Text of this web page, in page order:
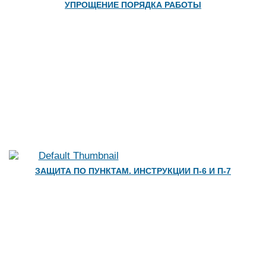
УПРОЩЕНИЕ ПОРЯДКА РАБОТЫ
ЗАЩИТА ПО ПУНКТАМ. ИНСТРУКЦИИ П-6 И П-7